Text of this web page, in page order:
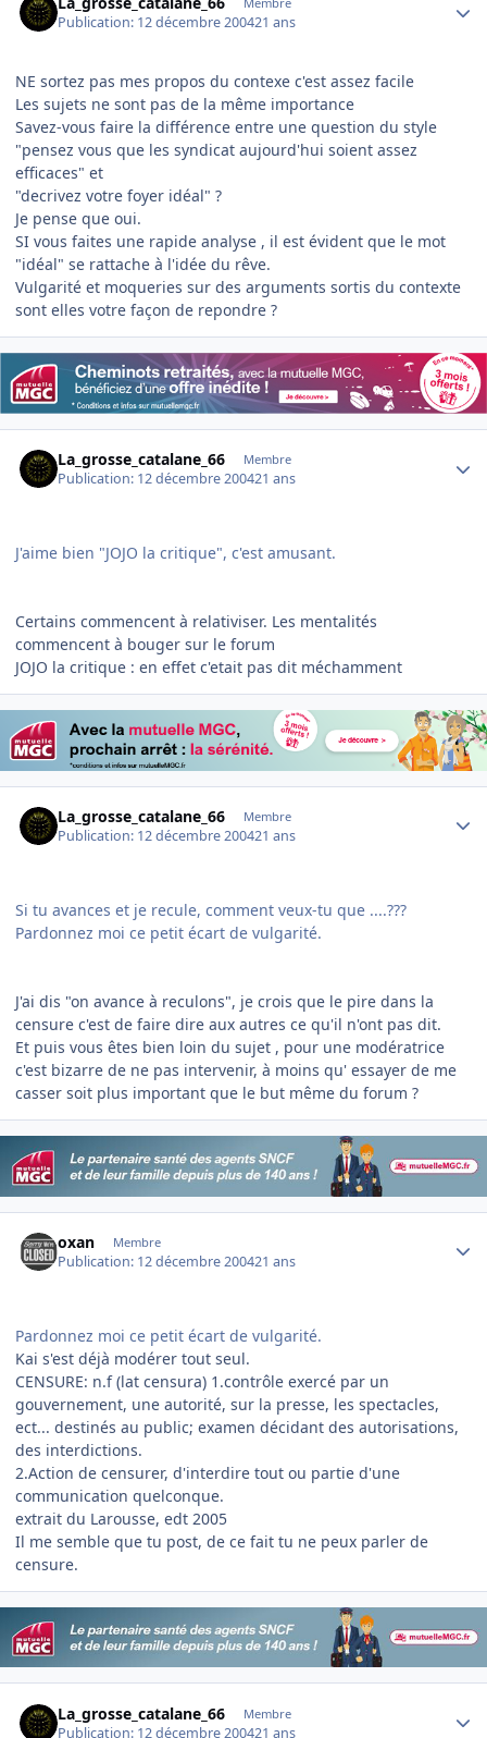
Publication: 12 décembre 200421 ans
NE sortez pas mes propos du contexe c'est assez facile
Les sujets ne sont pas de la même importance
Savez-vous faire la différence entre une question du style
"pensez vous que les syndicat aujourd'hui soient assez
efficaces" et
"decrivez votre foyer idéal" ?
Je pense que oui.
SI vous faites une rapide analyse , il est évident que le mot
"idéal" se rattache à l'idée du rêve.
Vulgarité et moqueries sur des arguments sortis du contexte
sont elles votre façon de repondre ?
La_grosse_catalane_66 Membre
Publication: 12 décembre 200421 ans
J'aime bien "JOJO la critique", c'est amusant.
Certains commencent à relativiser. Les mentalités
commencent à bouger sur le forum
JOJO la critique : en effet c'etait pas dit méchamment
La_grosse_catalane_66 Membre
Publication: 12 décembre 200421 ans
Si tu avances et je recule, comment veux-tu que ....???
Pardonnez moi ce petit écart de vulgarité.
J'ai dis "on avance à reculons", je crois que le pire dans la
censure c'est de faire dire aux autres ce qu'il n'ont pas dit.
Et puis vous êtes bien loin du sujet , pour une modératrice
c'est bizarre de ne pas intervenir, à moins qu' essayer de me
casser soit plus important que le but même du forum ?
oxan Membre
Publication: 12 décembre 200421 ans
Pardonnez moi ce petit écart de vulgarité.
Kai s'est déjà modérer tout seul.
CENSURE: n.f (lat censura) 1.contrôle exercé par un
gouvernement, une autorité, sur la presse, les spectacles,
ect... destinés au public; examen décidant des autorisations,
des interdictions.
2.Action de censurer, d'interdire tout ou partie d'une
communication quelconque.
extrait du Larousse, edt 2005
Il me semble que tu post, de ce fait tu ne peux parler de
censure.
La_grosse_catalane_66 Membre
Publication: 12 décembre 200421 ans